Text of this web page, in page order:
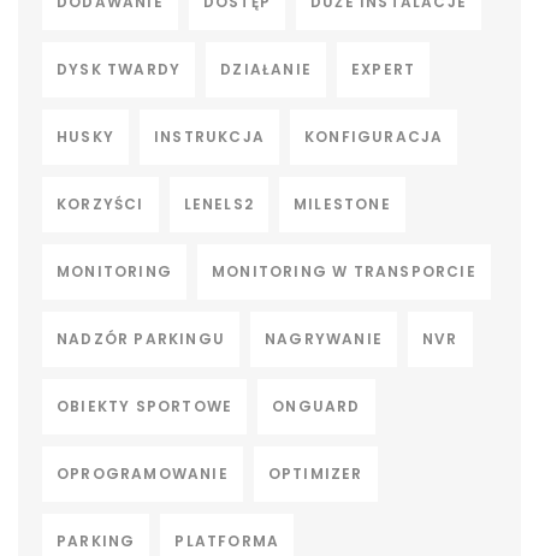
DYSK TWARDY DZIAŁANIE EXPERT
HUSKY INSTRUKCJA KONFIGURACJA
KORZYŚCI LENELS2 MILESTONE
MONITORING MONITORING W TRANSPORCIE
NADZÓR PARKINGU NAGRYWANIE NVR
OBIEKTY SPORTOWE ONGUARD
OPROGRAMOWANIE OPTIMIZER
PARKING PLATFORMA